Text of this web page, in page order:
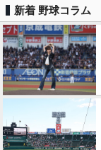
新着 野球コラム